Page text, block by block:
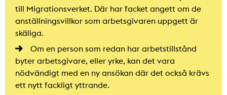
till Migrationsverket. Där har facket angett om de
anställningsvillkor som arbetsgivaren uppgett är
skäliga.
Om en person som redan har arbetstillstånd
byter arbetsgivare, eller yrke, kan det vara
nödvändigt med en ny ansökan där det också krävs
ett nytt fackligt yttrande.